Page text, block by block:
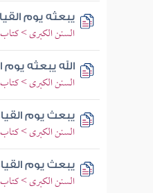
يبعثه يوم
السنن الكبرى >
الله يبعثه
السنن الكبرى >
يبعث يوم
السنن الكبرى >
يبعث يوم
السنن الكبرى >